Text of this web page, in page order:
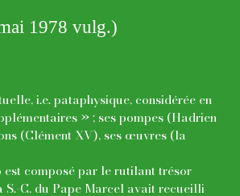
1978 vulg.)
i.e. pataphysique, considérée en
» ; ses pompes (Hadrien
(Clément XV), ses œuvres (la
est composé par le rutilant trésor
S.-C. du Pape Marcel avait recueilli